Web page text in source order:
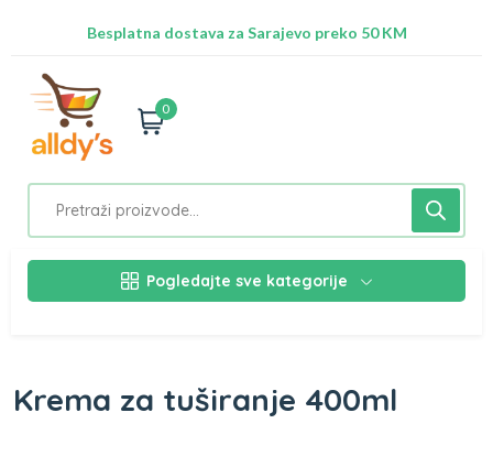
Besplatna dostava za Sarajevo preko 50 KM
0
Pogledajte sve kategorije
Krema za tuširanje 400ml